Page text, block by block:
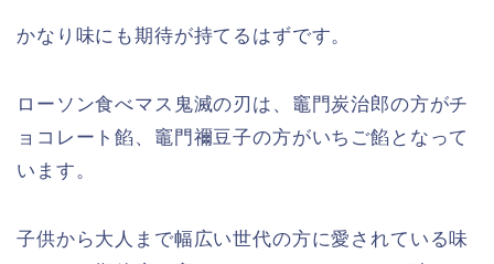
かなり味にも期待が持てるはずです。
ローソン食べマス鬼滅の刃は、竈門炭治郎の方がチ
ョコレート餡、竈門禰豆子の方がいちご餡となって
います。
子供から大人まで幅広い世代の方に愛されている味